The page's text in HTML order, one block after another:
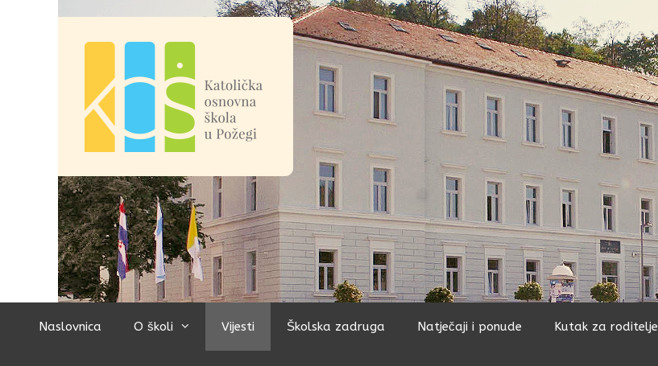
Naslovnica O školi Vijesti Školska zadruga Natječaji i ponude Kutak za roditelje